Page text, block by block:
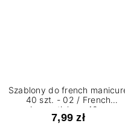
Szablony do french
40 szt. - 02 / French
manicure stickers 40 pcs. -
02
7,99 zł